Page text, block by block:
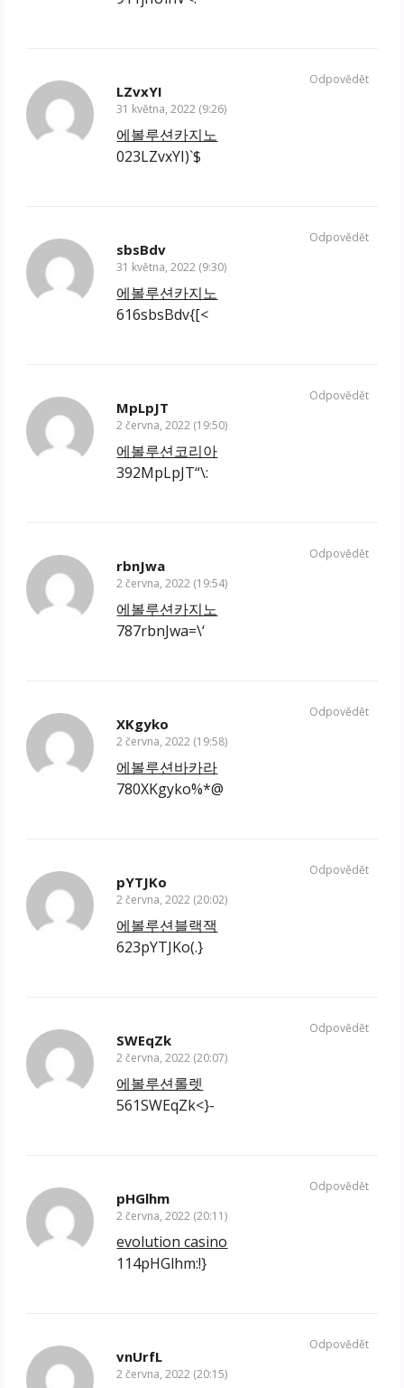
LZvxYI
31 května, 2022 (9:26)
에볼루션카지노
023LZvxYI)`$
Odpovědět
sbsBdv
31 května, 2022 (9:30)
에볼루션카지노
616sbsBdv{[<
Odpovědět
MpLpJT
2 června, 2022 (19:50)
에볼루션코리아
392MpLpJT“\:
Odpovědět
rbnJwa
2 června, 2022 (19:54)
에볼루션카지노
787rbnJwa=\‘
Odpovědět
XKgyko
2 června, 2022 (19:58)
에볼루션바카라
780XKgyko%*@
Odpovědět
pYTJKo
2 června, 2022 (20:02)
에볼루션블랙잭
623pYTJKo(.}
Odpovědět
SWEqZk
2 června, 2022 (20:07)
에볼루션롤렛
561SWEqZk<}-
Odpovědět
pHGlhm
2 června, 2022 (20:11)
evolution casino
114pHGlhm:!}
Odpovědět
vnUrfL
2 června, 2022 (20:15)
Odpovědět